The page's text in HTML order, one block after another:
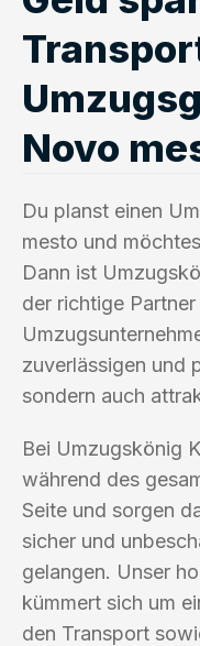
Novo
Du planst einen
mesto und
Dann ist
der richtige
zuverlässigen und
sondern auch
Bei Umzugskönig
während des
Seite und sorgen
sicher und
gelangen. Unser
kümmert sich um
den Transport